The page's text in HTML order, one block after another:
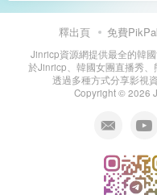
釋出頁 免費
Jinricp資源網提供最全的韓
於Jinricp、韓國女團直播秀
透過多種方式分享影視
Copyright © 2026